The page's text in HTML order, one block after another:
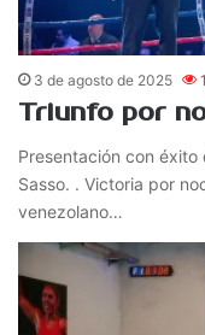
3 de agosto de 2025
Triunfo por
Presentación con
Sasso. . Victoria por
venezolano…